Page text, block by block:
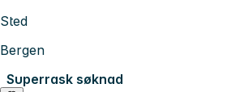
Sted
Bergen
Superrask søknad